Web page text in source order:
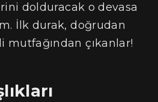
dolduracak o devasa
İlk durak, doğrudan
mutfağından çıkanlar!